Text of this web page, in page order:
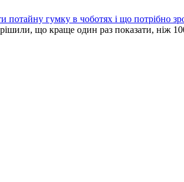
гумку в чоботях і що потрібно
що краще один раз показати, ніж